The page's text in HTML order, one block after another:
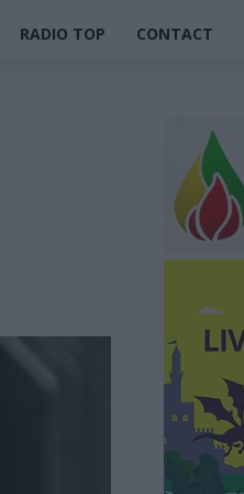
RADIO TOP CONTACT